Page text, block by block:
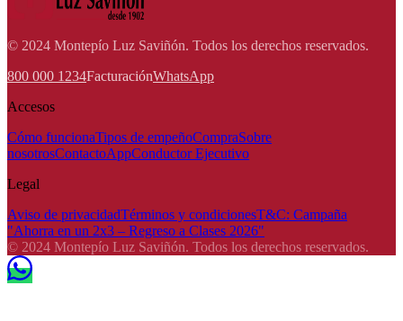
© 2024 Montepío Luz Saviñón. Todos los derechos reservados.
800 000 1234FacturaciónWhatsApp
Accesos
Cómo funcionaTipos de empeñoCompraSobre
nosotrosContactoAppConductor Ejecutivo
Legal
Aviso de privacidadTérminos y condicionesT&C: Campaña
"Ahorra en un 2x3 – Regreso a Clases 2026"
© 2024 Montepío Luz Saviñón. Todos los derechos reservados.